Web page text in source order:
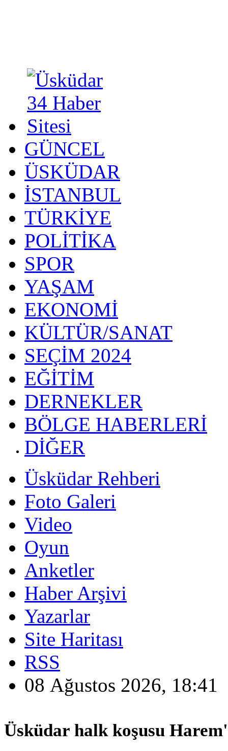
GÜNCEL
ÜSKÜDAR
İSTANBUL
TÜRKİYE
POLİTİKA
SPOR
YAŞAM
EKONOMİ
KÜLTÜR/SANAT
SEÇİM 2024
EĞİTİM
DERNEKLER
BÖLGE HABERLERİ
DİĞER
Üsküdar Rehberi
Foto Galeri
Video
Oyun
Anketler
Haber Arşivi
Yazarlar
Site Haritası
RSS
08 Ağustos 2026, 18:41
Üsküdar halk koşusu